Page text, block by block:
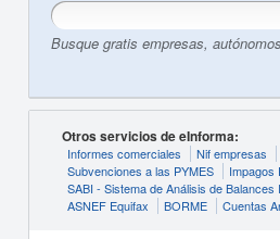
Busque gratis empresas,
Otros servicios de eInforma:
Informes comerciales Nif empresas
Subvenciones a las PYMES
Impagos
SABI - Sistema de Análisis de Balances
ASNEF Equifax
BORME Cuentas